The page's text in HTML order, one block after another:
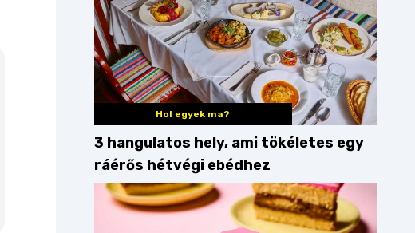
Hol egyek ma?
3 hangulatos hely, ami tökéletes egy
ráérős hétvégi ebédhez